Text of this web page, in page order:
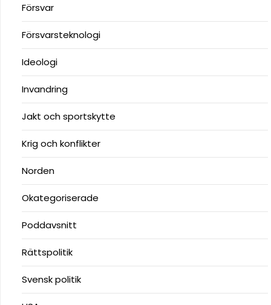
Försvar
Försvarsteknologi
Ideologi
Invandring
Jakt och sportskytte
Krig och konflikter
Norden
Okategoriserade
Poddavsnitt
Rättspolitik
Svensk politik